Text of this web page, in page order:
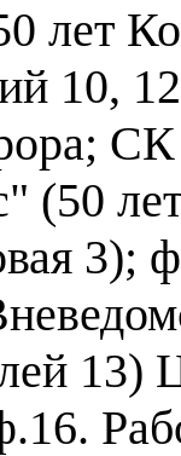
лет
10,
СК
(50
13)